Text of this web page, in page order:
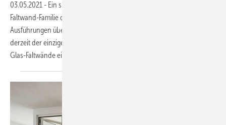
03.05.2021 - Ein sicheres Quartett: Jetzt verfügt die komplette Glas-
Faltwand-Familie des Herstellers Solarlux auch bei paarigen
Ausführungen über eine Zertifizierung nach RC2. Damit sei man
derzeit der einzige Anbieter, der für sämtliche Konfigurationen seiner
Glas-Faltwände eine hohe Einbruchhemmung nach